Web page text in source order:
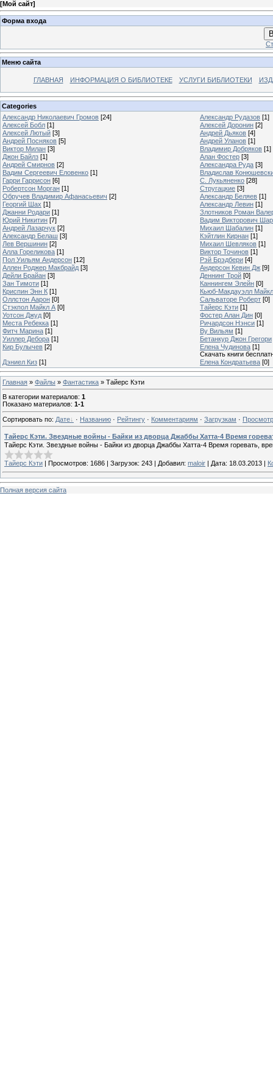
[Мой сайт]
Форма входа
Меню сайта
ГЛАВНАЯ ИНФОРМАЦИЯ О БИБЛИОТЕКЕ УСЛУГИ БИБЛИОТЕКИ
Categories
Александр Николаевич Громов [24] Александр Рудазов [1]
Алексей Бобл [1] Алексей Доронин [2]
Алексей Лютый [3] Андрей Дьяков [4]
Андрей Посняков [5] Андрей Уланов [1]
Виктор Милан [3] Владимир Добряков [1]
Джон Байлз [1] Алан Фостер [3]
Андрей Смирнов [2] Александра Руда [3]
Вадим Сергеевич Еловенко [1]
Владислав
Гарри Гаррисон [6] С. Лукьяненко [28]
Робертсон Морган [1] Стругацкие [3]
Обручев Владимир Афанасьевич [2] Александр Беляев [1]
Георгий Шах [1] Александр Левин [1]
Джанни Родари [1]
Злотников Роман
Юрий Никитин [7]
Вадим Викторович
Андрей Лазарчук [2] Михаил Шабалин [1]
Александр Белаш [3] Кэйтлин Кирнан [1]
Лев Вершинин [2] Михаил Шевляков [1]
Алла Гореликова [1] Виктор Точинов [1]
Пол Уильям Андерсон [12] Рэй Брэдбери [4]
Аллен Роджер Макбрайд [3] Андерсон Кевин Дж [9]
Дейли Брайан [3] Деннинг Трой [0]
Зан Тимоти [1] Каннингем Элейн [0]
Криспин Энн К [1]
Кьюб-Макдауэлл Майкл
Оллстон Аарон [0] Сальваторе Роберт [0]
Стэкпол Майкл А [0] Тайерс Кэти [1]
Уотсон Джуд [0] Фостер Алан Дин [0]
Места Ребекка [1] Ричардсон Нэнси [1]
Фитч Марина [1] Ву Вильям [1]
Уиллер Дебора [1]
Бетанкур Джон Грегори
Кир Булычев [2] Елена Чудинова [1]
Скачать книги
Дэниел Киз [1] Елена Кондратьева [0]
Главная » Файлы » Фантастика » Тайерс Кэти
В категории материалов: 1
Показано материалов: 1-1
Сортировать по: Дате · Названию · Рейтингу · Комментариям · Загрузкам ·
Тайерс Кэти. Звездные войны - Байки из дворца Джаббы Хатта-4 Время
Тайерс Кэти. Звездные войны - Байки из дворца Джаббы Хатта-4 Время горевать,
Тайерс Кэти | Просмотров: 1686 | Загрузок: 243 | Добавил: maloir | Дата: 18.03.2013 |
Полная версия сайта